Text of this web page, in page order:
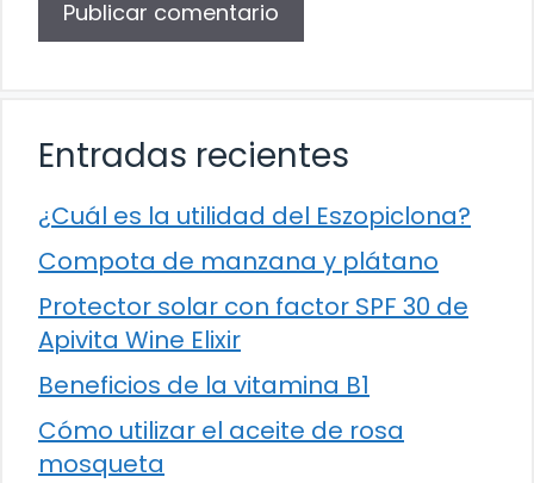
Entradas recientes
¿Cuál es la utilidad del Eszopiclona?
Compota de manzana y plátano
Protector solar con factor SPF 30 de
Apivita Wine Elixir
Beneficios de la vitamina B1
Cómo utilizar el aceite de rosa
mosqueta